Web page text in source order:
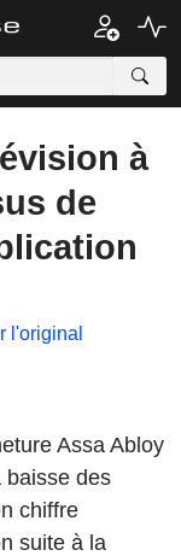
à
de
l'original
Assa Abloy
baisse des
chiffre
suite à la